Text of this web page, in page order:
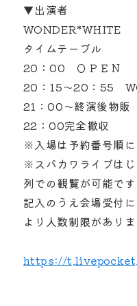
▼出演者
WONDER*WHITE
タイムテーブル
20：00 ＯＰＥＮ
20：15～20：55
21：00～終演後物販
22：00完全撤収
※入場は予約番号順に
※スパカワライブは
列での観覧が可能で
記入のうえ会場受付
より人数制限があり
https://